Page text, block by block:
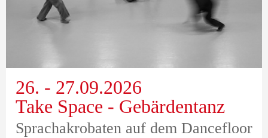
26. - 27.09.2026
Take Space - Gebärdentanz
Sprachakrobaten auf dem Dancefloor